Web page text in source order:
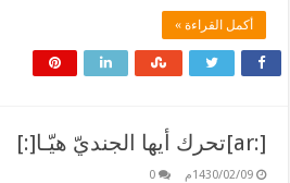
أكمل القراءة »
[:ar]تحرك أيها الجنديّ هيّـا[:]
1430/02/09م 0